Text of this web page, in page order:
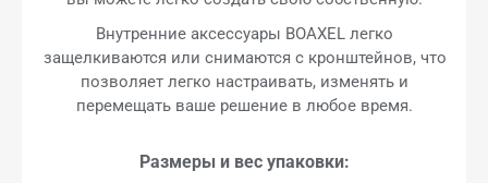
Внутренние аксессуары BOAXEL легко
защелкиваются или снимаются с кронштейнов, что
позволяет легко настраивать, изменять и
перемещать ваше решение в любое время.
Размеры и вес упаковки: